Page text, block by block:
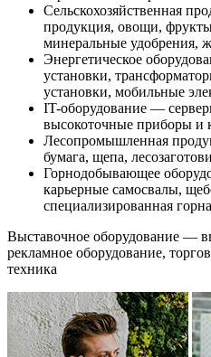
Сельскохозяйственная
продукция, овощи,
минеральные удобрения,
Энергетическое
установки,
установки, мобильные
IT-оборудование —
высокоточные приборы и
Лесопромышленная
бумага, щепа,
Горнодобывающее
карьерные самосвалы,
специализированная
Выставочное оборудование —
рекламное оборудование,
техника